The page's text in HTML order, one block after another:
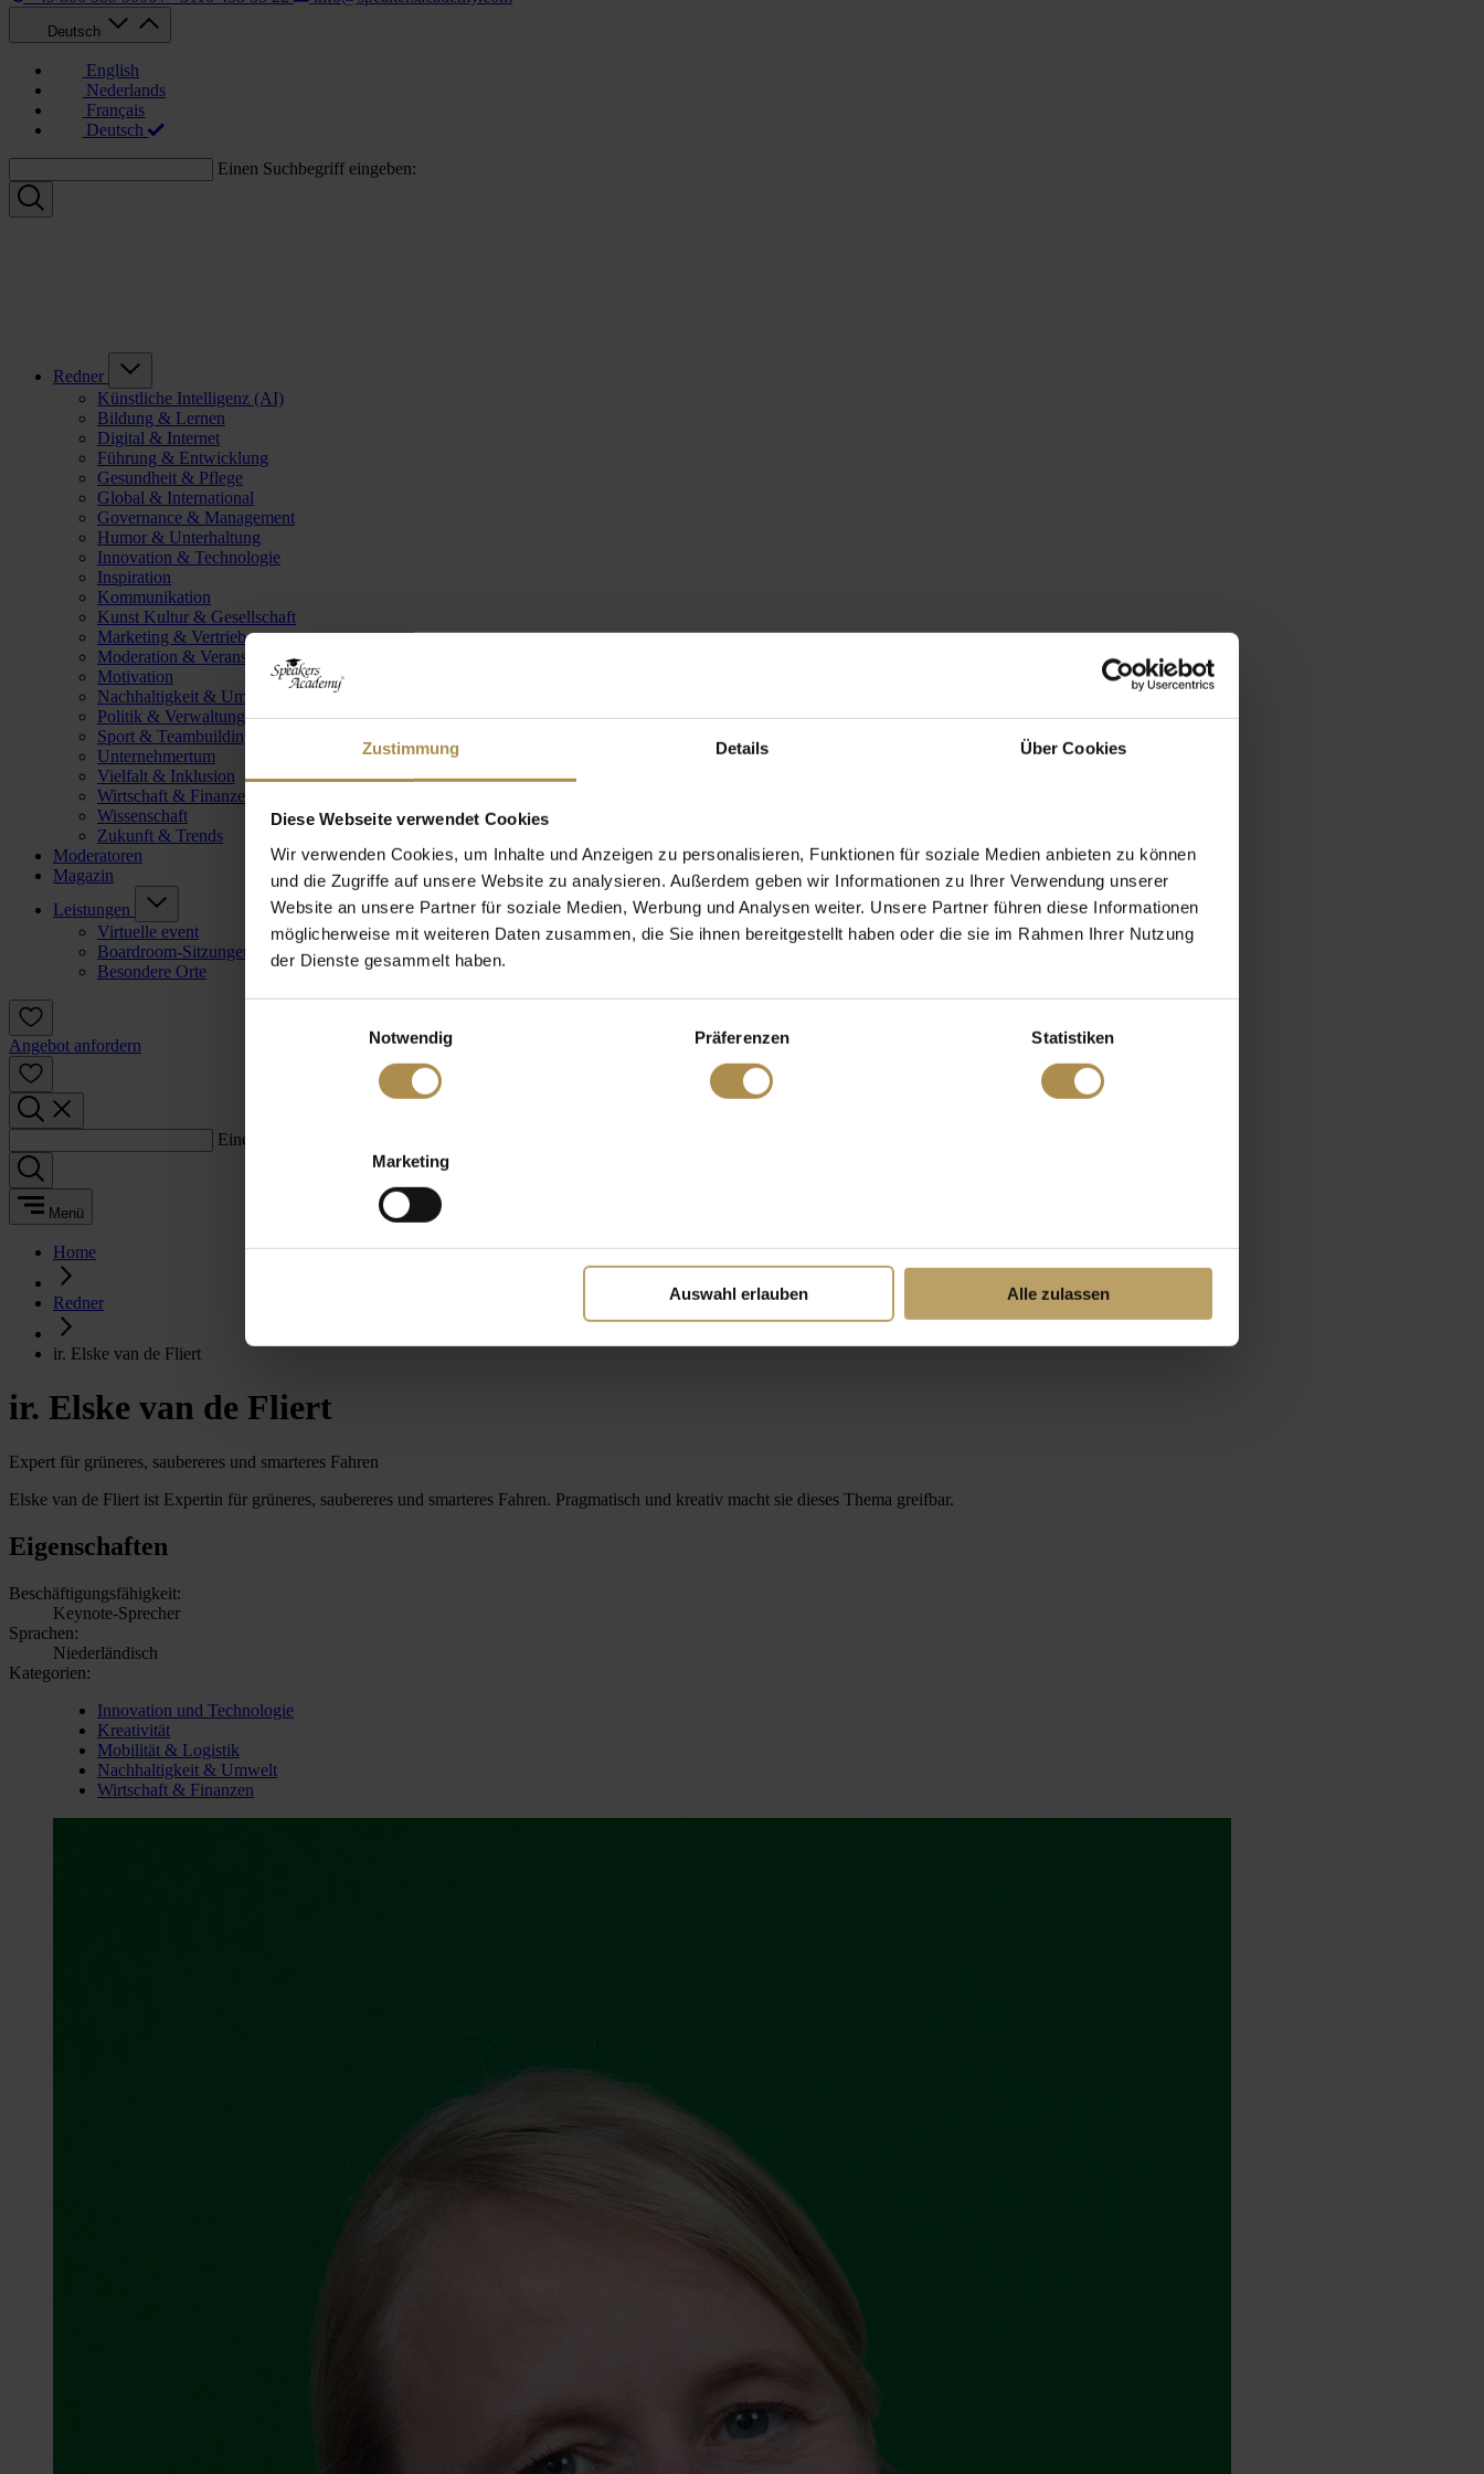
Zustimmung Details Über Cookies
Diese Webseite verwendet Cookies
Wir verwenden Cookies, um Inhalte und Anzeigen zu personalisieren, Funktionen für soziale Medien anbieten zu können
und die Zugriffe auf unsere Website zu analysieren. Außerdem geben wir Informationen zu Ihrer Verwendung unserer
Website an unsere Partner für soziale Medien, Werbung und Analysen weiter. Unsere Partner führen diese Informationen
möglicherweise mit weiteren Daten zusammen, die Sie ihnen bereitgestellt haben oder die sie im Rahmen Ihrer Nutzung
der Dienste gesammelt haben.
Notwendig
Präferenzen Statistiken
Marketing
Auswahl erlauben Alle zulassen
Deutsch
English
Nederlands
Français
Deutsch
Einen Suchbegriff eingeben:
Redner
Künstliche Intelligenz (AI)
Bildung & Lernen
Digital & Internet
Führung & Entwicklung
Gesundheit & Pflege
Global & International
Governance & Management
Humor & Unterhaltung
Innovation & Technologie
Inspiration
Kommunikation
Kunst Kultur & Gesellschaft
Marketing & Vertrieb
Moderation & Veranstaltungsleitung
Motivation
Nachhaltigkeit & Umwelt
Politik & Verwaltung
Sport & Teambuilding
Unternehmertum
Vielfalt & Inklusion
Wirtschaft & Finanzen
Wissenschaft
Zukunft & Trends
Moderatoren
Magazin
Leistungen
Virtuelle event
Boardroom-Sitzungen
Besondere Orte
Angebot anfordern
Einen Suchbegriff eingeben:
Menü
Home
Redner
ir. Elske van de Fliert
ir. Elske van de Fliert
Expert für grüneres, saubereres und smarteres Fahren
Elske van de Fliert ist Expertin für grüneres, saubereres und smarteres Fahren. Pragmatisch und kreativ macht sie dieses Thema greifbar.
Eigenschaften
Beschäftigungsfähigkeit:
Keynote-Sprecher
Sprachen:
Niederländisch
Kategorien:
Innovation und Technologie
Kreativität
Mobilität & Logistik
Nachhaltigkeit & Umwelt
Wirtschaft & Finanzen